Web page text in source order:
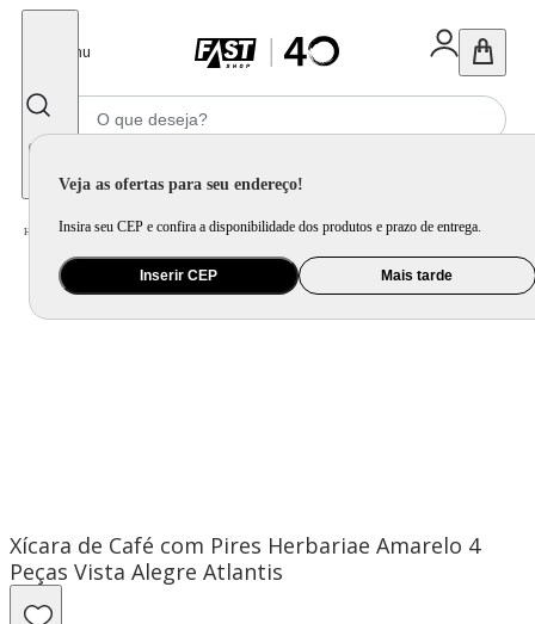
Menu
Veja as ofertas para seu endereço!
Insira seu CEP e confira a disponibilidade dos produtos e prazo de entrega.
Inserir CEP Mais tarde
Home Utilidade Doméstica Mesa / Jogo de Xícara e Xícara Avulsa
Xícara de Café com Pires Herbariae Amarelo 4
Peças Vista Alegre Atlantis